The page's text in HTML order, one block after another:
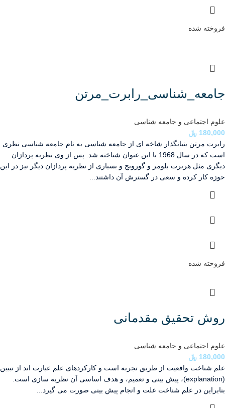
فروخته شده
جامعه_شناسی_رابرت_مرتن
علوم اجتماعی و جامعه شناسی
180,000 ﷼
رابرت مرتن بنیانگذار شاخه ای از جامعه شناسی به نام جامعه شناسی نظری
است که در سال 1968 با این عنوان شناخته شد. پس از وی نظریه پردازان
دیگری مثل هربرت بلومر و گورویچ و بسیاری از نظریه پردازان دیگر نیز در این
حوزه کار کرده و سعی در گسترش آن داشتند...
فروخته شده
روش تحقیق مقدمانی
علوم اجتماعی و جامعه شناسی
180,000 ﷼
علم شناخت واقعيت از ‏طریق تجربه است و کارکردهای علم عبارت اند ‏از تببین
(explanation‏)، پیش بینی و تعميم، و هدف اساسی آ‏ن نظریه سازی است.
بنابراین در علم شناخت علت و انجام پیش بینی صورت می گیرد...